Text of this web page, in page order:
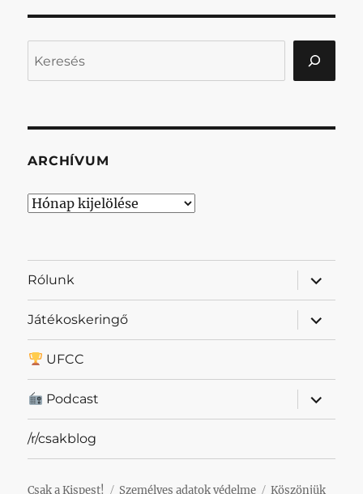
ARCHÍVUM
Archívum
Rólunk
almenü
Játékoskeringő
almenü
UFCC
Podcast
almenü
/r/csakblog
Csak a Kispest! Személyes adatok védelme
Köszönjük